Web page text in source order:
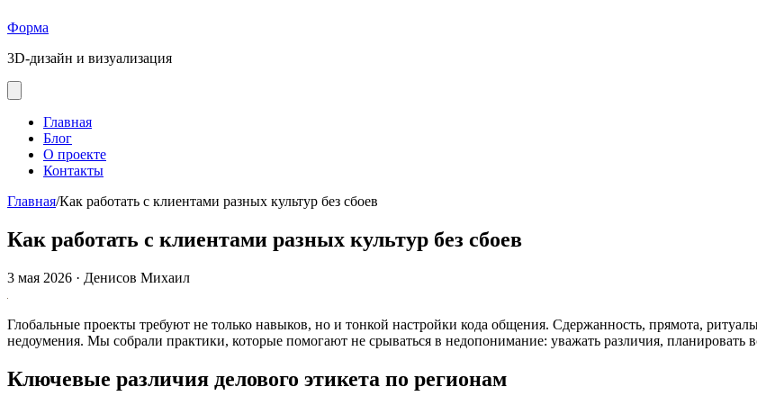
Форма
3D-дизайн и визуализация
Главная
Блог
О проекте
Контакты
Главная/Как работать с клиентами разных культур без сбоев
Как работать с клиентами разных культур без сбоев
3 мая 2026 · Денисов Михаил
Глобальные проекты требуют не только навыков, но и тонкой настройки кода общения. Сдержанность, прямота,
недоумения. Мы собрали практики, которые помогают не срываться в недопонимание: уважать различия,
Ключевые различия делового этикета по регионам